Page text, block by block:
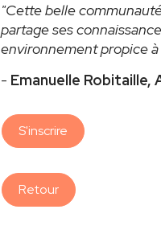
"Cette belle
partage ses
environnement propice
- Emanuelle Robitaille,
S'inscrire
Retour